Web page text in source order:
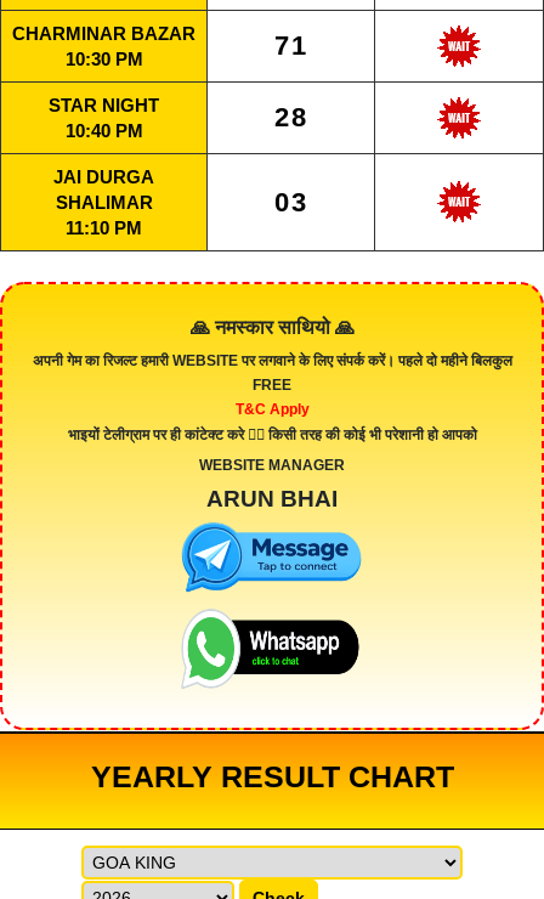
CHARMINAR BAZAR
10:30 PM
71
STAR NIGHT
10:40 PM
28
JAI DURGA
SHALIMAR
11:10 PM
03
🙏 नमस्कार साथियो 🙏
अपनी गेम का रिजल्ट हमारीWEBSITEपर लगवाने के लिए संपर्क करें। पहले दो महीने बिलकुल
FREE
T&C Apply
भाइयों टेलीग्राम पर ही कांटेक्ट करे 👇🏻 किसी तरह की कोई भी परेशानी हो आपको
WEBSITE MANAGER
ARUN BHAI
YEARLY RESULT CHART